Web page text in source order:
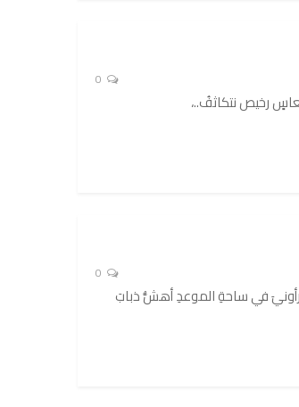
رخيص نتكاثفُ..،
في ساحةِ الموعدِ أهشُّ ذبابَ